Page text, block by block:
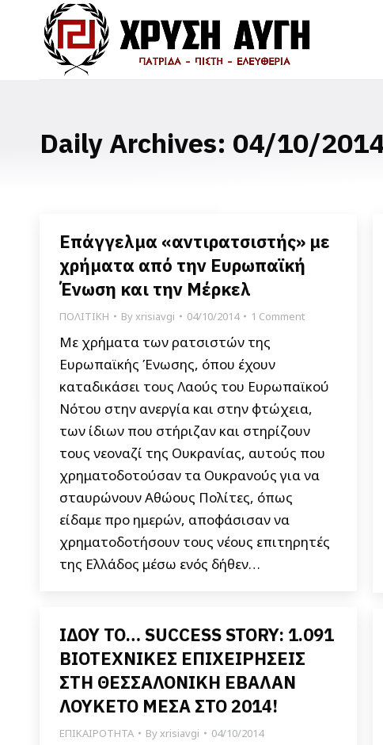
Daily Archives: 04/10/
Επάγγελμα «αντιρατσιστής» με
χρήματα από την Ευρωπαϊκή
Ένωση και την Μέρκελ
ΠΟΛΙΤΙΚΗ Byxrisiavgi 04/10/2014 1 Comment
Με χρήματα των ρατσιστών της
Ευρωπαϊκής Ένωσης, όπου έχουν
καταδικάσει τους Λαούς του Ευρωπαϊκού
Νότου στην ανεργία και στην φτώχεια,
των ίδιων που στήριζαν και στηρίζουν
τους νεοναζί της Ουκρανίας, αυτούς που
χρηματοδοτούσαν τα Ουκρανούς για να
σταυρώνουν Αθώους Πολίτες, όπως
είδαμε προ ημερών, αποφάσισαν να
χρηματοδοτήσουν τους νέους επιτηρητές
της Ελλάδος μέσω ενός δήθεν…
ΙΔΟΥ ΤΟ… SUCCESS STORY: 1.091
ΒΙΟΤΕΧΝΙΚΕΣ ΕΠΙΧΕΙΡΗΣΕΙΣ
ΣΤΗ ΘΕΣΣΑΛΟΝΙΚΗ ΕΒΑΛΑΝ
ΛΟΥΚΕΤΟ ΜΕΣΑ ΣΤΟ 2014!
ΕΠΙΚΑΙΡΟΤΗΤΑ Byxrisiavgi 04/10/2014